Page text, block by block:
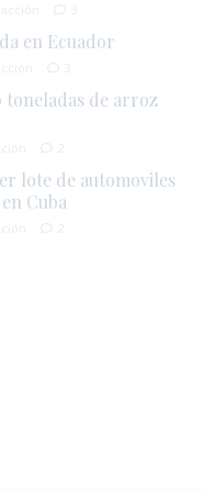
en Ecuador
toneladas de arroz
lote de automoviles
Cuba